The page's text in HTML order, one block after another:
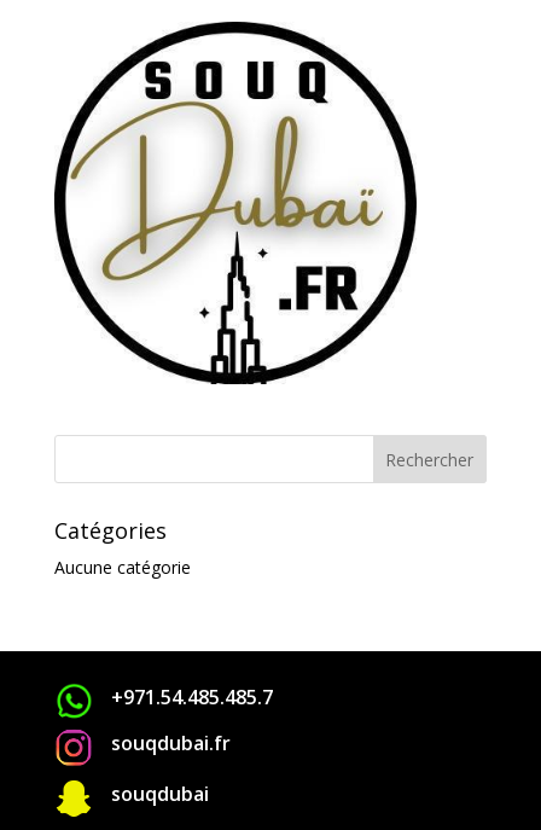
Catégories
Aucune catégorie
+971.54.485.485.7
souqdubai.fr
 souqdubai